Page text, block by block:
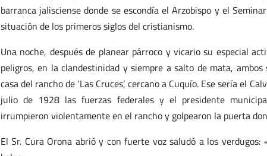
barranca jalisciense donde se escondía el Arzobispo y el
situación de los primeros siglos del cristianismo.
Una noche, después de planear párroco y vicario su especial
peligros, en la clandestinidad y siempre a salto de mata,
casa del rancho de ‘Las Cruces’, cercano a Cuquío. Ese sería el
julio de 1928 las fuerzas federales y el presidente
irrumpieron violentamente en el rancho y golpearon la puerta
El Sr. Cura Orona abrió y con fuerte voz saludó a los verdugos: